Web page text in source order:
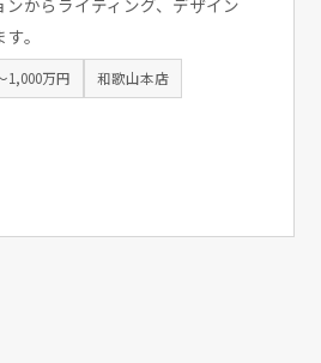
からライティング、デザイン
。
1,000万円 和歌山本店